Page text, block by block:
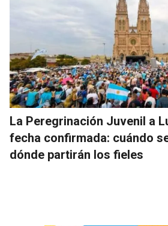
La Peregrinación Juvenil a
fecha confirmada: cuándo
dónde partirán los fieles